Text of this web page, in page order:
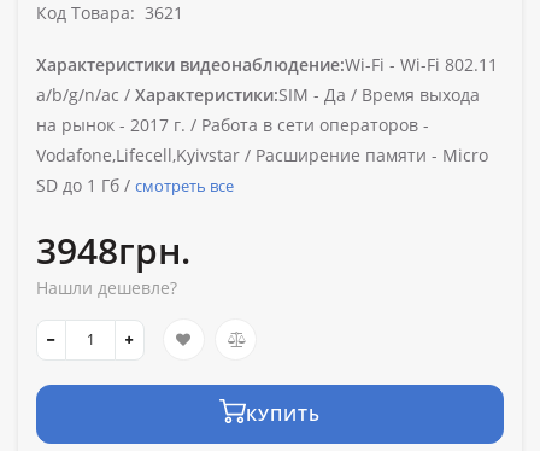
Код Товара: 3621
Характеристики видеонаблюдение:Wi-Fi - Wi-Fi 802.11
a/b/g/n/ac / Характеристики:SIM - Да / Время выхода
на рынок - 2017 г. / Работа в сети операторов -
Vodafone,Lifecell,Kyivstar / Расширение памяти - Micro
SD до 1 Гб / смотреть все
3948грн.
Нашли дешевле?
КУПИТЬ